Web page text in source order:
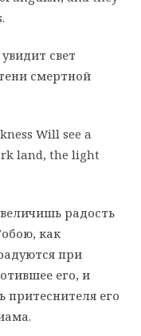
свет
смертной
Will see a
land, the light
радость
как
при
его, и
притеснителя его